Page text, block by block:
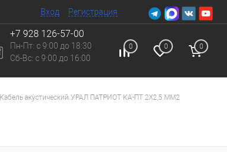
Вход Регистрация
+7 928 126-57-00
Пн-Пт: с 9:00 до 18:30
Сб-Вc: с 9:00 до 16:00
0 0 0
Кабель акустический УРАЛ ПАТРИОТ КА-ПТ 2Х2,5 ММ2